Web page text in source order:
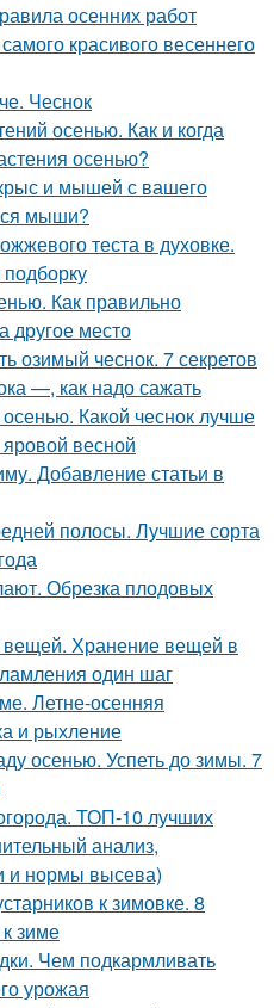
осенних работ
красивого весеннего
Чеснок
осенью. Как и когда
осенью?
и мышей с вашего
мыши?
теста в духовке.
Как правильно
другое место
озимый чеснок. 7 секретов
—, как надо сажать
Какой чеснок лучше
весной
Добавление статьи в
полосы. Лучшие сорта
Обрезка плодовых
Хранение вещей в
один шаг
Летне-осенняя
и рыхление
осенью. Успеть до зимы. 7
ТОП-10 лучших
анализ,
и нормы высева)
к зимовке. 8
зиме
Чем подкармливать
урожая